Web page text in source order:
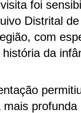
foi
Distrital
com
da